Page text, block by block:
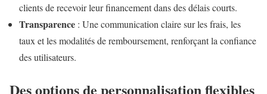
clients de recevoir leur financement dans des délais courts.
Transparence : Une communication claire sur les frais, les
taux et les modalités de remboursement, renforçant la confiance
des utilisateurs.
Des options de personnalisation flexibles